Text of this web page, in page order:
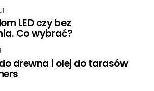
LED czy bez
Co wybrać?
drewna i olej do tarasów